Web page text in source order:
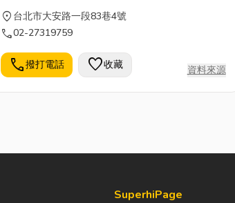
location_on 台北市大安路一段83巷4號
call02-27319759
call撥打電話 favorite收藏 資料來源
SuperhiPage